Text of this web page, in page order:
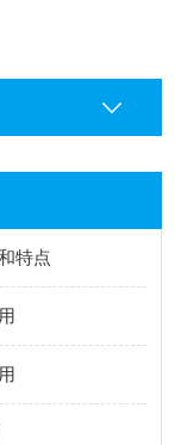
特点